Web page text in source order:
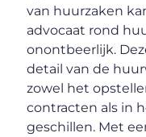
van huurzaken
advocaat rond
onontbeerlijk.
detail van de
zowel het
contracten als in
geschillen. Met